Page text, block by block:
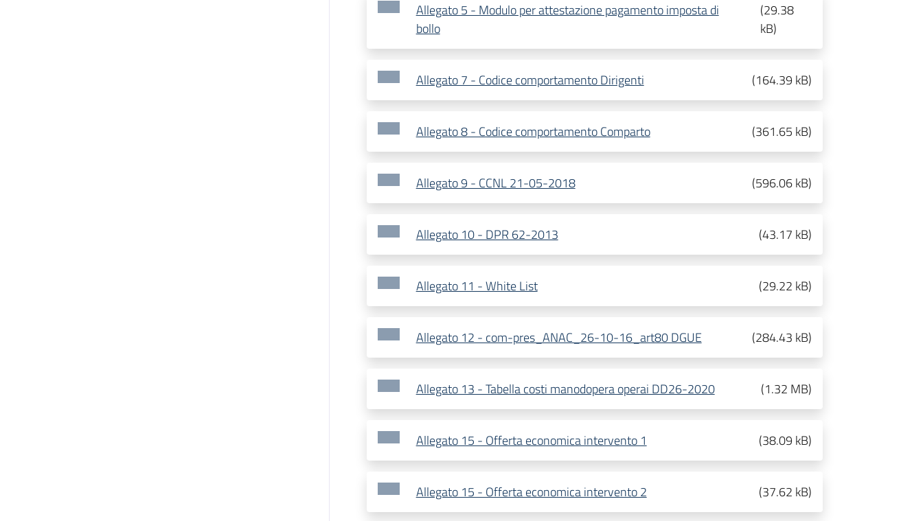
Allegato 5 - Modulo per attestazione pagamento imposta di
bollo
(29.38
kB)
Allegato 7 - Codice comportamento Dirigenti (164.39 kB)
Allegato 8 - Codice comportamento Comparto (361.65 kB)
Allegato 9 - CCNL 21-05-2018 (596.06 kB)
Allegato 10 - DPR 62-2013 (43.17 kB)
Allegato 11 - White List (29.22 kB)
Allegato 12 - com-pres_ANAC_26-10-16_art80 DGUE (284.43 kB)
Allegato 13 - Tabella costi manodopera operai DD26-2020 (1.32 MB)
Allegato 15 - Offerta economica intervento 1 (38.09 kB)
Allegato 15 - Offerta economica intervento 2 (37.62 kB)